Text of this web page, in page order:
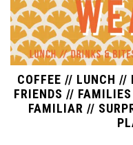
COFFEE // LUNCH
FRIENDS //
FAMILIAR //